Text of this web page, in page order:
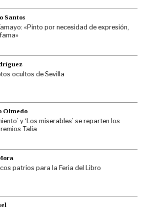
Santos
«Pinto por necesidad de expresión,
ocultos de Sevilla
Olmedo
y ‘Los miserables’ se reparten los
Talía
patrios para la Feria del Libro